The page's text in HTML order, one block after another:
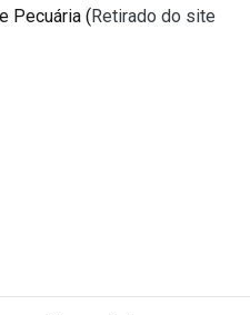
Pecuária (Retirado do site